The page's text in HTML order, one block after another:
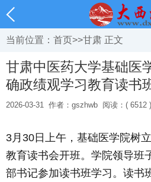
当前位置： 首页>>甘肃 正文
甘肃中医药大学基础医
确政绩观学习教育读书
2026-03-31 作者：gszhwb 阅读：( 6512 )
3月30日上午，基础医学院树
教育读书会开班。学院领导班
部书记参加读书班学习。读书